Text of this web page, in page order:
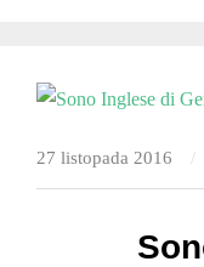
27 listopada 2016 /